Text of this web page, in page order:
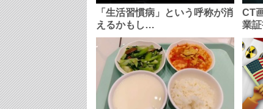
「生活習慣病」という呼称が消
えるかもし…
CT
業